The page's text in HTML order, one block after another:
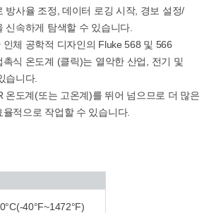
방사율 조정, 데이터 로깅 시작, 경보 설정/
신속하게 탐색할 수 있습니다.
체 공학적 디자인의 Fluke 568 및 566
촉식 온도계 (클릭)는 열악한 산업, 전기 및
습니다.
온도계(또는 고온계)를 뛰어 넘으므로 더 많은
적으로 작업할 수 있습니다.
40°F~1472°F)